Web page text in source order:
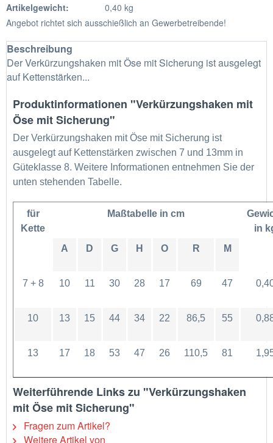
Artikelgewicht:
0,40 kg
Angebot richtet sich ausschießlich an Gewerbetreibende!
Beschreibung
Der Verkürzungshaken mit Öse mit Sicherung ist ausgelegt
auf Kettenstärken...
Produktinformationen "Verkürzungshaken mit
Öse mit Sicherung"
Der Verkürzungshaken mit Öse mit Sicherung ist
ausgelegt auf Kettenstärken zwischen 7 und 13mm in
Güteklasse 8. Weitere Informationen entnehmen Sie der
unten stehenden Tabelle.
für
Kette
Maßtabelle in cm
in
A
D G H O R M
7 + 8 10 11 30 28 17 69 47
10 13 15 44 34 22 86,5 55
13 17 18 53 47 26 110,5 81
Weiterführende Links zu "Verkürzungshaken
mit Öse mit Sicherung"
Fragen zum Artikel?
Weitere Artikel von _